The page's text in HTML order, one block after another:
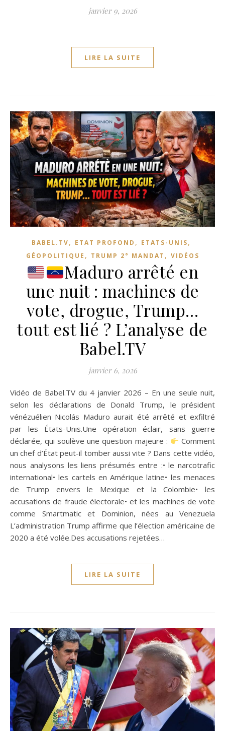
janvier 9, 2026
LIRE LA SUITE
BABEL.TV, ETAT PROFOND , ETATS-UNIS,
GÉOPOLITIQUE , TRUMP 2° MANDAT , VIDÉOS
Maduro arrêté en
une nuit : machines de
vote, drogue, Trump…
tout est lié ? L’analyse de
Babel.TV
janvier 6, 2026
Vidéo de Babel.TV du 4 janvier 2026 – En une seule nuit,
selon les déclarations de Donald Trump, le président
vénézuélien Nicolás Maduro aurait été arrêté et exfiltré
par les États-Unis.Une opération éclair, sans guerre
déclarée, qui soulève une question majeure :
Comment
un chef d’État peut-il tomber aussi vite ? Dans cette vidéo,
nous analysons les liens présumés entre :• le narcotrafic
international• les cartels en Amérique latine• les menaces
de Trump envers le Mexique et la Colombie• les
accusations de fraude électorale• et les machines de vote
comme Smartmatic et Dominion, nées au Venezuela
L’administration Trump affirme que l’élection américaine de
2020 a été volée.Des accusations rejetées…
LIRE LA SUITE